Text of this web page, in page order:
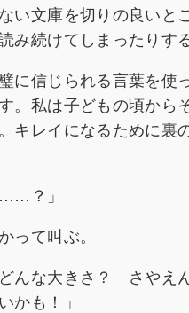
い文庫を切りの良い
続けてしまったりする
に信じられる言葉を使
。私は子どもの頃か
キレイになるために
？」
って叫ぶ。
んな大きさ？ さやえ
かも！」